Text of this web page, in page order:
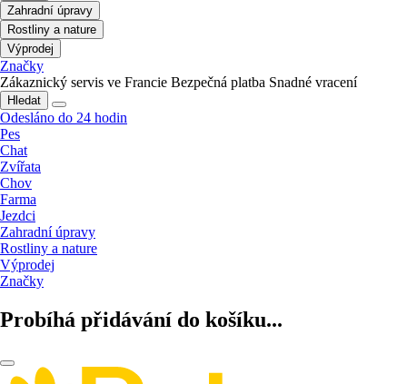
Zahradní úpravy
Rostliny a nature
Výprodej
Značky
Zákaznický servis ve Francie Bezpečná platba Snadné vracení
Hledat
Odesláno do 24 hodin
Pes
Chat
Zvířata
Chov
Farma
Jezdci
Zahradní úpravy
Rostliny a nature
Výprodej
Značky
Probíhá přidávání do košíku...